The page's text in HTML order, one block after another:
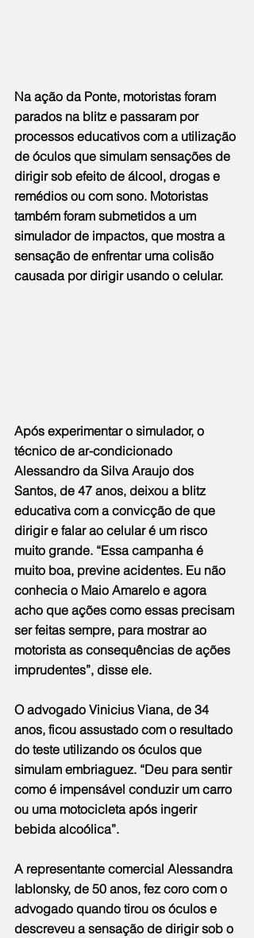
Na ação da Ponte, motoristas foram
parados na blitz e passaram por
processos educativos com a utilização
de óculos que simulam sensações de
dirigir sob efeito de álcool, drogas e
remédios ou com sono. Motoristas
também foram submetidos a um
simulador de impactos, que mostra a
sensação de enfrentar uma colisão
causada por dirigir usando o celular.
Após experimentar o simulador, o
técnico de ar-condicionado
Alessandro da Silva Araujo dos
Santos, de 47 anos, deixou a blitz
educativa com a convicção de que
dirigir e falar ao celular é um risco
muito grande. “Essa campanha é
muito boa, previne acidentes. Eu não
conhecia o Maio Amarelo e agora
acho que ações como essas precisam
ser feitas sempre, para mostrar ao
motorista as consequências de ações
imprudentes”, disse ele.
O advogado Vinicius Viana, de 34
anos, ficou assustado com o resultado
do teste utilizando os óculos que
simulam embriaguez. “Deu para sentir
como é impensável conduzir um carro
ou uma motocicleta após ingerir
bebida alcoólica”.
A representante comercial Alessandra
Iablonsky, de 50 anos, fez coro com o
advogado quando tirou os óculos e
descreveu a sensação de dirigir sob o